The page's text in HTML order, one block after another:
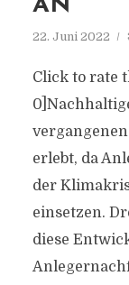
AN
22. Juni 2022
Click to rate
erlebt, da
der
einsetzen.
diese